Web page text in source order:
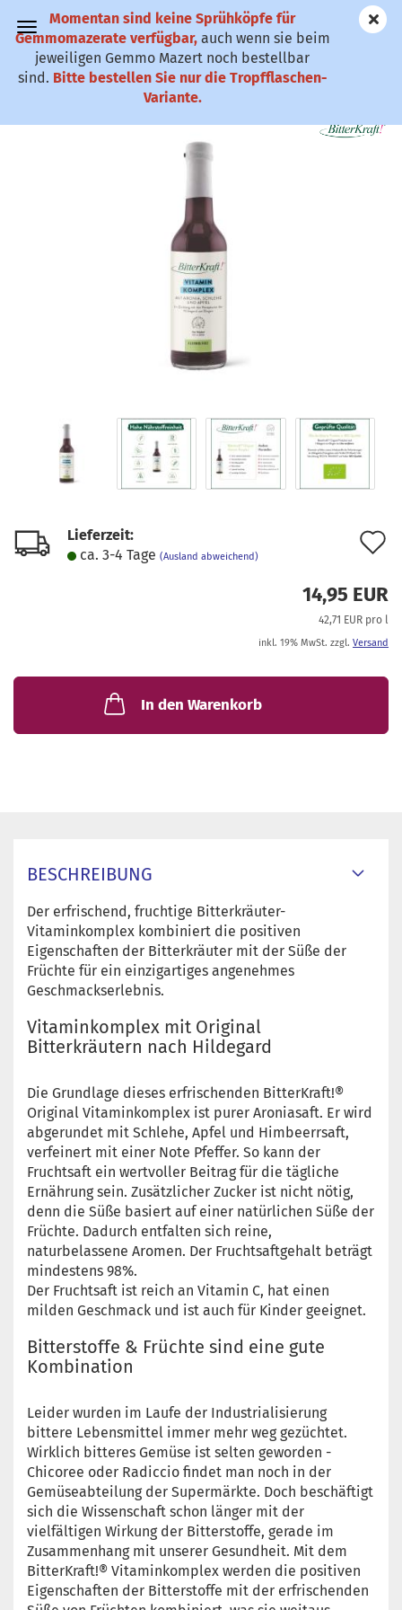
✆ 0911-61 79
25
Momentan sind keine Sprühköpfe für
Gemmomazerate verfügbar, auch wenn sie beim
jeweiligen Gemmo Mazert noch bestellbar
sind. Bitte bestellen Sie nur die Tropfflaschen-
Variante.
Bitterkraft!Original Vitaminkomplex Saft
Lieferzeit:
ca. 3-4 Tage (Ausland abweichend)
14,95 EUR
42,71 EUR pro l
inkl. 19% MwSt. zzgl. Versand
In den Warenkorb
BESCHREIBUNG
Der erfrischend, fruchtige Bitterkräuter-
Vitaminkomplex kombiniert die positiven
Eigenschaften der Bitterkräuter mit der Süße der
Früchte für ein einzigartiges angenehmes
Geschmackserlebnis.
Vitaminkomplex mit Original
Bitterkräutern nach Hildegard
Die Grundlage dieses erfrischenden BitterKraft!®
Original Vitaminkomplex ist purer Aroniasaft. Er wird
abgerundet mit Schlehe, Apfel und Himbeerrsaft,
verfeinert mit einer Note Pfeffer. So kann der
Fruchtsaft ein wertvoller Beitrag für die tägliche
Ernährung sein. Zusätzlicher Zucker ist nicht nötig,
denn die Süße basiert auf einer natürlichen Süße der
Früchte. Dadurch entfalten sich reine,
naturbelassene Aromen. Der Fruchtsaftgehalt beträgt
mindestens 98%.
Der Fruchtsaft ist reich an Vitamin C, hat einen
milden Geschmack und ist auch für Kinder geeignet.
Bitterstoffe & Früchte sind eine gute
Kombination
Leider wurden im Laufe der Industrialisierung
bittere Lebensmittel immer mehr weg gezüchtet.
Wirklich bitteres Gemüse ist selten geworden -
Chicoree oder Radiccio findet man noch in der
Gemüseabteilung der Supermärkte. Doch beschäftigt
sich die Wissenschaft schon länger mit der
vielfältigen Wirkung der Bitterstoffe, gerade im
Zusammenhang mit unserer Gesundheit. Mit dem
BitterKraft!® Vitaminkomplex werden die positiven
Eigenschaften der Bitterstoffe mit der erfrischenden